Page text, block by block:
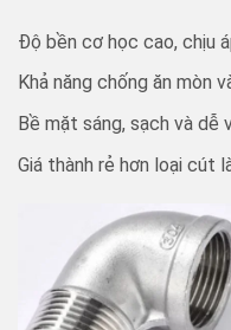
Độ bền cơ học cao, chịu
Khả năng chống ăn mòn
Bề mặt sáng, sạch và dễ
Giá thành rẻ hơn loại cút